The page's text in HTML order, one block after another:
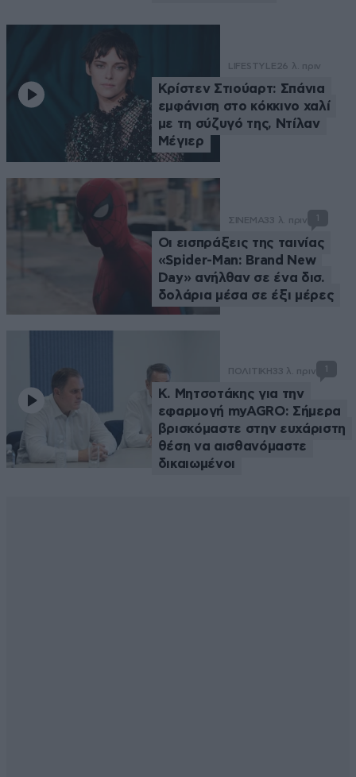
LIFESTYLE26 λ. πριν
Κρίστεν Στιούαρτ: Σπάνια
εμφάνιση στο κόκκινο χαλί
με τη σύζυγό της, Ντίλαν
Μέγιερ
ΣΙΝΕΜΑ33 λ. πριν
Οι εισπράξεις της ταινίας
«Spider-Man: Brand New
Day» ανήλθαν σε ένα δισ.
δολάρια μέσα σε έξι μέρες
ΠΟΛΙΤΙΚΗ33 λ. πριν 1
Κ. Μητσοτάκης για την
εφαρμογή myAGRO: Σήμερα
βρισκόμαστε στην ευχάριστη
θέση να αισθανόμαστε
δικαιωμένοι